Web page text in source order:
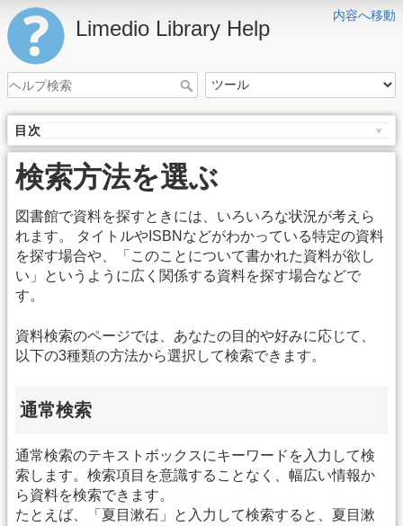
内容へ移動
Limedio Library Help
目次
検索方法を選ぶ
図書館で資料を探すときには、いろいろな状況が考えら
れます。 タイトルやISBNなどがわかっている特定の資料
を探す場合や、「このことについて書かれた資料が欲し
い」というように広く関係する資料を探す場合などで
す。
資料検索のページでは、あなたの目的や好みに応じて、
以下の3種類の方法から選択して検索できます。
通常検索
通常検索のテキストボックスにキーワードを入力して検
索します。検索項目を意識することなく、幅広い情報か
ら資料を検索できます。
たとえば、「夏目漱石」と入力して検索すると、夏目漱